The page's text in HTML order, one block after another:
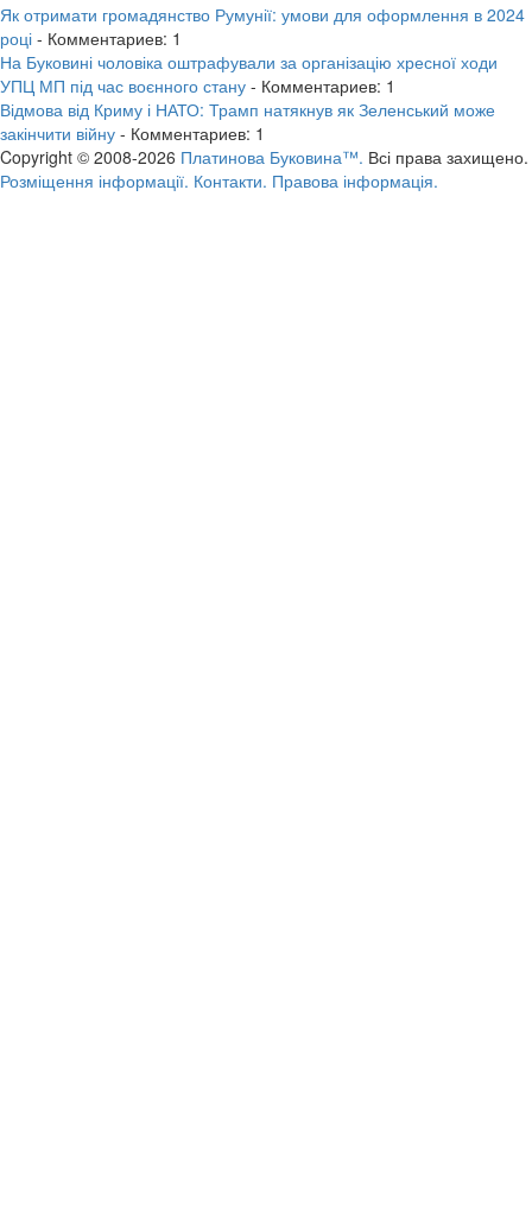
Як отримати громадянство Румунії: умови для оформлення в 2024
році - Комментариев: 1
На Буковині чоловіка оштрафували за організацію хресної ходи
УПЦ МП під час воєнного стану - Комментариев: 1
Відмова від Криму і НАТО: Трамп натякнув як Зеленський може
закінчити війну - Комментариев: 1
Copyright © 2008-2026 Платинова Буковина™. Всі права захищено.
Розміщення інформації. Контакти. Правова інформація.